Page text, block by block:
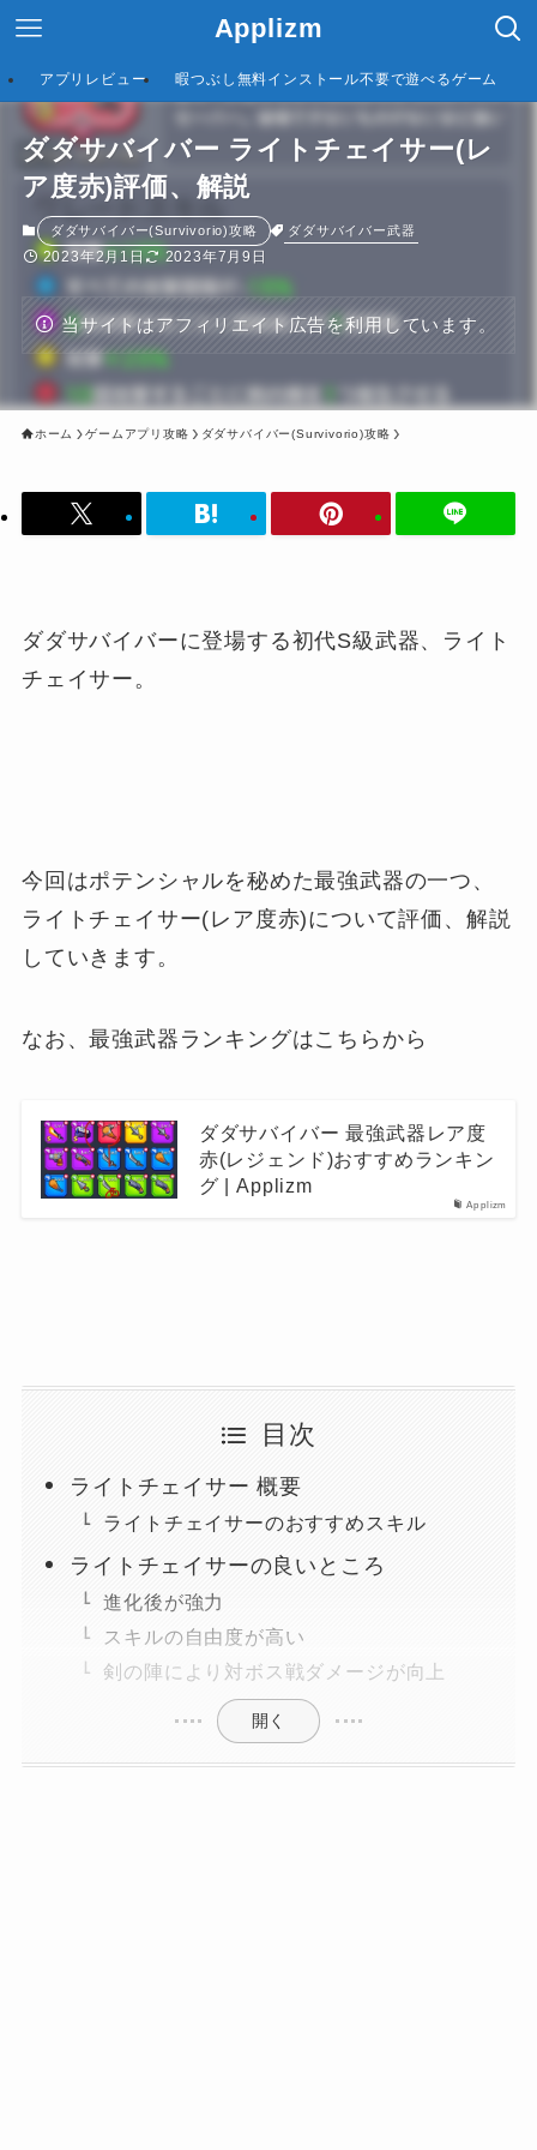
Applizm
アプリレビュー 暇つぶし無料インストール不要で遊べるゲーム
ダダサバイバー ライトチェイサー(レ
ア度赤)評価、解説
ダダサバイバー(Survivorio)攻略 ダダサバイバー武器
2023年2月1日 2023年7月9日
当サイトはアフィリエイト広告を利用しています。
ホーム ゲームアプリ攻略 ダダサバイバー(Survivorio)攻略
ダダサバイバーに登場する初代S級武器、ライト
チェイサー。
今回はポテンシャルを秘めた最強武器の一つ、
ライトチェイサー(レア度赤)について評価、解説
していきます。
なお、最強武器ランキングはこちらから
Applizm
ダダサバイバー 最強武器レア度
赤(レジェンド)おすすめランキン
グ | Applizm
目次
ライトチェイサー 概要
ライトチェイサーのおすすめスキル
ライトチェイサーの良いところ
進化後が強力
スキルの自由度が高い
剣の陣により対ボス戦ダメージが向上
開く